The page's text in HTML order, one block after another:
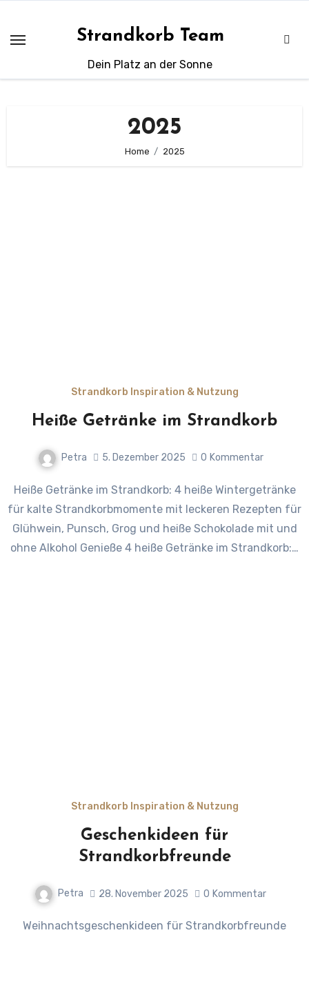
springen
Strandkorb Team
Dein Platz an der Sonne
2025
Home 2025
Strandkorb Inspiration & Nutzung
Heiße Getränke im Strandkorb
Petra 5. Dezember 2025 0 Kommentar
Heiße Getränke im Strandkorb: 4 heiße Wintergetränke
für kalte Strandkorbmomente mit leckeren Rezepten für
Glühwein, Punsch, Grog und heiße Schokolade mit und
ohne Alkohol Genieße 4 heiße Getränke im Strandkorb:…
Strandkorb Inspiration & Nutzung
Geschenkideen für
Strandkorbfreunde
Petra 28. November 2025 0 Kommentar
Weihnachtsgeschenkideen für Strandkorbfreunde